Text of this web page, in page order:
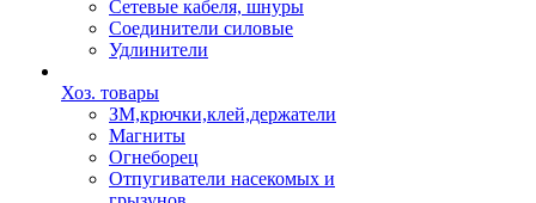
Сетевые кабеля, шнуры
Соединители силовые
Удлинители
Хоз. товары
ЗМ,крючки,клей,держатели
Магниты
Огнеборец
Отпугиватели насекомых и